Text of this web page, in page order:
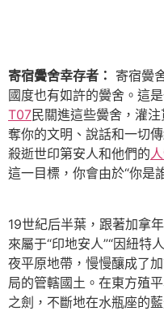
寄宿黌舍幸存者： 寄宿黌
國度也有如許的黌舍。這
T07民關進這些黌舍，灌
奪你的文明、說話和一切
殺逝世印第安人和他們的
這一目標，你會由於“你是
19世紀后半葉，跟著加拿
來屬于“印地安人”“因紐特
夜平原地帶，慢慢釀成了
局的管轄國土。在東方殖
之劍，不斷地在水瓶座的